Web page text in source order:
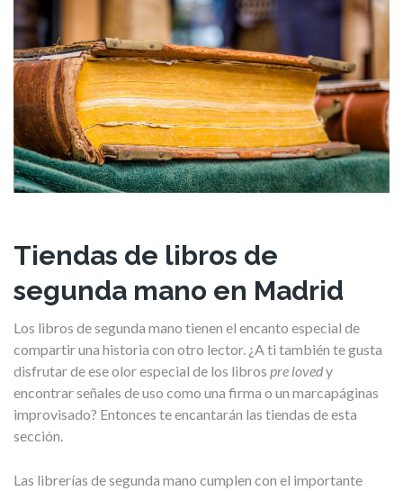
Tiendas de libros de
segunda mano en Madrid
Los libros de segunda mano tienen el encanto especial de
compartir una historia con otro lector. ¿A ti también te gusta
disfrutar de ese olor especial de los libros pre lovedy
encontrar señales de uso como una firma o un marcapáginas
improvisado? Entonces te encantarán las tiendas de esta
sección.
Las librerías de segunda mano cumplen con el importante